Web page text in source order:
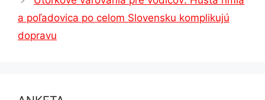
a poľadovica po celom Slovensku komplikujú
dopravu